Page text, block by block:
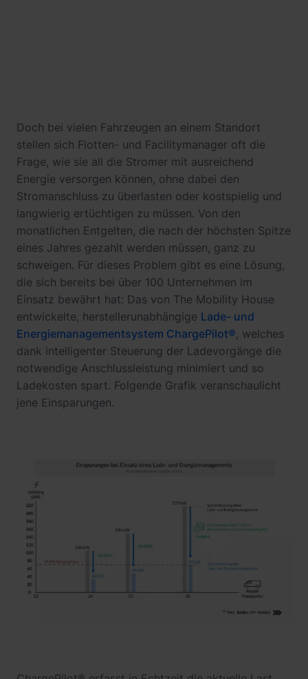
Doch bei vielen Fahrzeugen an einem Standort
stellen sich Flotten- und Facilitymanager oft die
Frage, wie sie all die Stromer mit ausreichend
Energie versorgen können, ohne dabei den
Stromanschluss zu überlasten oder kostspielig und
langwierig ertüchtigen zu müssen. Von den
monatlichen Entgelten, die nach der höchsten Spitze
eines Jahres gezahlt werden müssen, ganz zu
schweigen. Für dieses Problem gibt es eine Lösung,
die sich bereits bei über 100 Unternehmen im
Einsatz bewährt hat: Das von The Mobility House
entwickelte, herstellerunabhängige Lade- und
Energiemanagementsystem ChargePilot® , welches
dank intelligenter Steuerung der Ladevorgänge die
notwendige Anschlussleistung minimiert und so
Ladekosten spart. Folgende Grafik veranschaulicht
jene Einsparungen.